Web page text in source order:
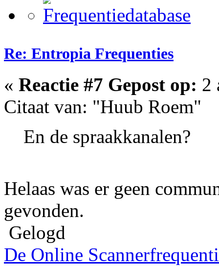
Re: Entropia Frequenties
« Reactie #7 Gepost op: 2
Citaat van: "Huub Roem"
En de spraakkanalen?
Helaas was er geen
gevonden.
Gelogd
De Online